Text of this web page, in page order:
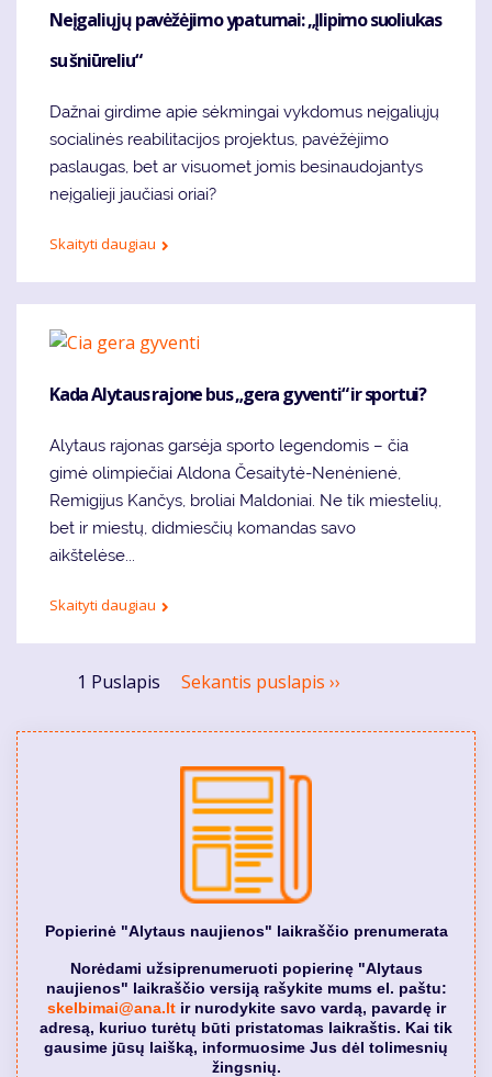
Neįgaliųjų pavėžėjimo ypatumai: „Įlipimo suoliukas
su šniūreliu“
Dažnai girdime apie sėkmingai vykdomus neįgaliųjų
socialinės reabilitacijos projektus, pavėžėjimo
paslaugas, bet ar visuomet jomis besinaudojantys
neįgalieji jaučiasi oriai?
Skaityti daugiau
Kada Alytaus rajone bus „gera gyventi“ ir sportui?
Alytaus rajonas garsėja sporto legendomis – čia
gimė olimpiečiai Aldona Česaitytė-Nenėnienė,
Remigijus Kančys, broliai Maldoniai. Ne tik miestelių,
bet ir miestų, didmiesčių komandas savo
aikštelėse...
Skaityti daugiau
Pagination
1 Puslapis Sekantis puslapis ››
Popierinė "Alytaus naujienos" laikraščio prenumerata
Norėdami užsiprenumeruoti popierinę "Alytaus
naujienos" laikraščio versiją rašykite mums el. paštu:
skelbimai@ana.ltir nurodykite savo vardą, pavardę ir
adresą, kuriuo turėtų būti pristatomas laikraštis. Kai tik
gausime jūsų laišką, informuosime Jus dėl tolimesnių
žingsnių.